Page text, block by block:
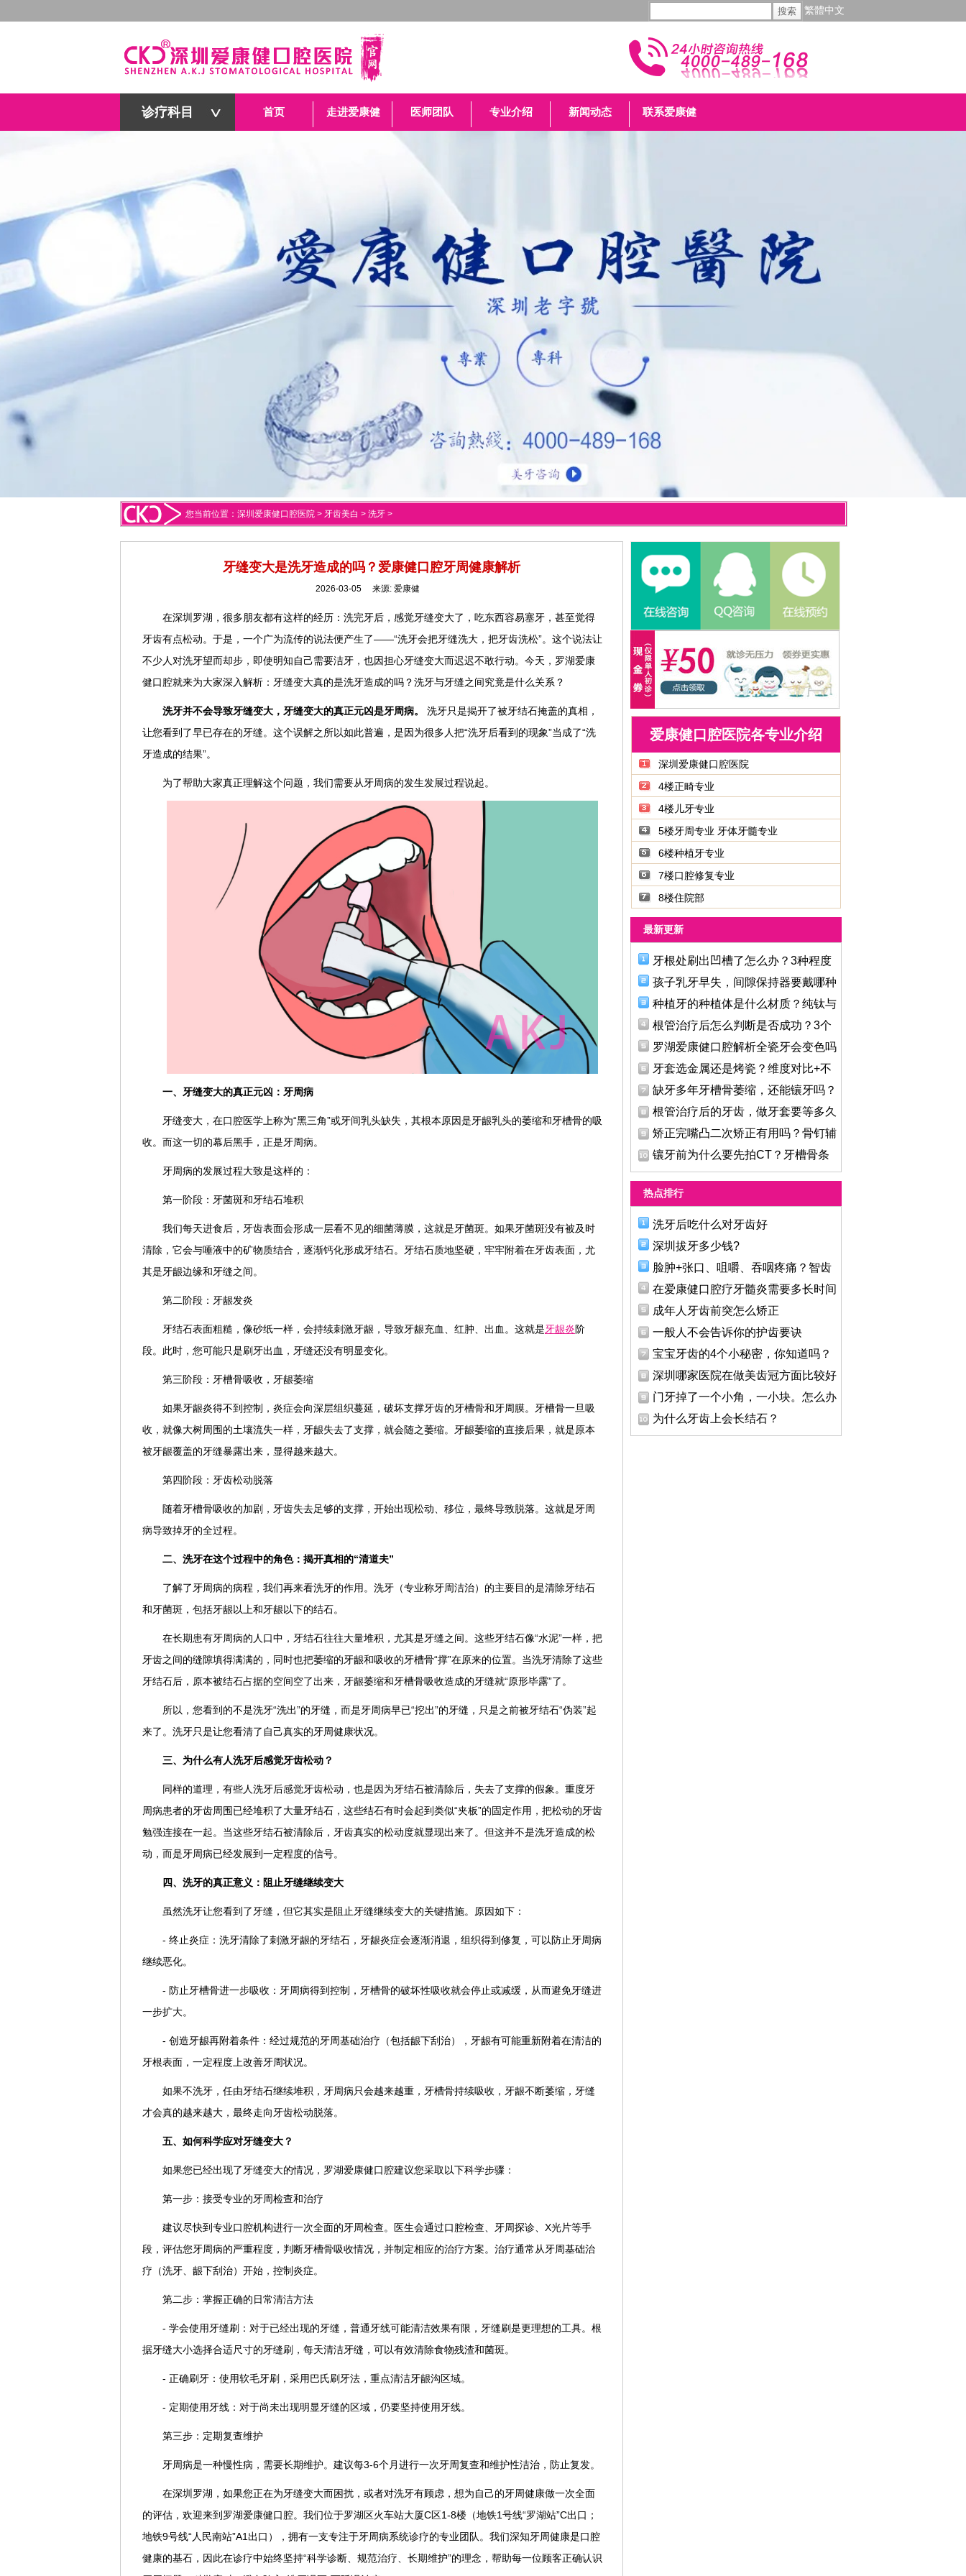
繁體中文
诊疗科目 首页 走进爱康健 医师团队 专业介绍 新闻动态 联系爱康健
您当前位置： 深圳爱康健口腔医院 > 牙齿美白 > 洗牙 >
牙缝变大是洗牙造成的吗？爱康健口腔牙周健康解析
2026-03-05 来源: 爱康健
在深圳罗湖，很多朋友都有这样的经历：洗完牙后，感觉牙缝变大了，吃东西容易塞牙，甚至觉得
牙齿有点松动。于是，一个广为流传的说法便产生了——“洗牙会把牙缝洗大，把牙齿洗松”。这个说法让
不少人对洗牙望而却步，即使明知自己需要洁牙，也因担心牙缝变大而迟迟不敢行动。今天，罗湖爱康
健口腔就来为大家深入解析：牙缝变大真的是洗牙造成的吗？洗牙与牙缝之间究竟是什么关系？
洗牙并不会导致牙缝变大，牙缝变大的真正元凶是牙周病。 洗牙只是揭开了被牙结石掩盖的真相，
让您看到了早已存在的牙缝。这个误解之所以如此普遍，是因为很多人把“洗牙后看到的现象”当成了“洗
牙造成的结果”。
为了帮助大家真正理解这个问题，我们需要从牙周病的发生发展过程说起。
一、牙缝变大的真正元凶：牙周病
牙缝变大，在口腔医学上称为“黑三角”或牙间乳头缺失，其根本原因是牙龈乳头的萎缩和牙槽骨的吸
收。而这一切的幕后黑手，正是牙周病。
牙周病的发展过程大致是这样的：
第一阶段：牙菌斑和牙结石堆积
我们每天进食后，牙齿表面会形成一层看不见的细菌薄膜，这就是牙菌斑。如果牙菌斑没有被及时
清除，它会与唾液中的矿物质结合，逐渐钙化形成牙结石。牙结石质地坚硬，牢牢附着在牙齿表面，尤
其是牙龈边缘和牙缝之间。
第二阶段：牙龈发炎
牙结石表面粗糙，像砂纸一样，会持续刺激牙龈，导致牙龈充血、红肿、出血。这就是牙龈炎阶
段。此时，您可能只是刷牙出血，牙缝还没有明显变化。
第三阶段：牙槽骨吸收，牙龈萎缩
如果牙龈炎得不到控制，炎症会向深层组织蔓延，破坏支撑牙齿的牙槽骨和牙周膜。牙槽骨一旦吸
收，就像大树周围的土壤流失一样，牙龈失去了支撑，就会随之萎缩。牙龈萎缩的直接后果，就是原本
被牙龈覆盖的牙缝暴露出来，显得越来越大。
第四阶段：牙齿松动脱落
随着牙槽骨吸收的加剧，牙齿失去足够的支撑，开始出现松动、移位，最终导致脱落。这就是牙周
病导致掉牙的全过程。
二、洗牙在这个过程中的角色：揭开真相的“清道夫”
了解了牙周病的病程，我们再来看洗牙的作用。洗牙（专业称牙周洁治）的主要目的是清除牙结石
和牙菌斑，包括牙龈以上和牙龈以下的结石。
在长期患有牙周病的人口中，牙结石往往大量堆积，尤其是牙缝之间。这些牙结石像“水泥”一样，把
牙齿之间的缝隙填得满满的，同时也把萎缩的牙龈和吸收的牙槽骨“撑”在原来的位置。当洗牙清除了这些
牙结石后，原本被结石占据的空间空了出来，牙龈萎缩和牙槽骨吸收造成的牙缝就“原形毕露”了。
所以，您看到的不是洗牙“洗出”的牙缝，而是牙周病早已“挖出”的牙缝，只是之前被牙结石“伪装”起
来了。洗牙只是让您看清了自己真实的牙周健康状况。
三、为什么有人洗牙后感觉牙齿松动？
同样的道理，有些人洗牙后感觉牙齿松动，也是因为牙结石被清除后，失去了支撑的假象。重度牙
周病患者的牙齿周围已经堆积了大量牙结石，这些结石有时会起到类似“夹板”的固定作用，把松动的牙齿
勉强连接在一起。当这些牙结石被清除后，牙齿真实的松动度就显现出来了。但这并不是洗牙造成的松
动，而是牙周病已经发展到一定程度的信号。
四、洗牙的真正意义：阻止牙缝继续变大
虽然洗牙让您看到了牙缝，但它其实是阻止牙缝继续变大的关键措施。原因如下：
- 终止炎症：洗牙清除了刺激牙龈的牙结石，牙龈炎症会逐渐消退，组织得到修复，可以防止牙周病
继续恶化。
- 防止牙槽骨进一步吸收：牙周病得到控制，牙槽骨的破坏性吸收就会停止或减缓，从而避免牙缝进
一步扩大。
- 创造牙龈再附着条件：经过规范的牙周基础治疗（包括龈下刮治），牙龈有可能重新附着在清洁的
牙根表面，一定程度上改善牙周状况。
如果不洗牙，任由牙结石继续堆积，牙周病只会越来越重，牙槽骨持续吸收，牙龈不断萎缩，牙缝
才会真的越来越大，最终走向牙齿松动脱落。
五、如何科学应对牙缝变大？
如果您已经出现了牙缝变大的情况，罗湖爱康健口腔建议您采取以下科学步骤：
第一步：接受专业的牙周检查和治疗
建议尽快到专业口腔机构进行一次全面的牙周检查。医生会通过口腔检查、牙周探诊、X光片等手
段，评估您牙周病的严重程度，判断牙槽骨吸收情况，并制定相应的治疗方案。治疗通常从牙周基础治
疗（洗牙、龈下刮治）开始，控制炎症。
第二步：掌握正确的日常清洁方法
- 学会使用牙缝刷：对于已经出现的牙缝，普通牙线可能清洁效果有限，牙缝刷是更理想的工具。根
据牙缝大小选择合适尺寸的牙缝刷，每天清洁牙缝，可以有效清除食物残渣和菌斑。
- 正确刷牙：使用软毛牙刷，采用巴氏刷牙法，重点清洁牙龈沟区域。
- 定期使用牙线：对于尚未出现明显牙缝的区域，仍要坚持使用牙线。
第三步：定期复查维护
牙周病是一种慢性病，需要长期维护。建议每3-6个月进行一次牙周复查和维护性洁治，防止复发。
在深圳罗湖，如果您正在为牙缝变大而困扰，或者对洗牙有顾虑，想为自己的牙周健康做一次全面
的评估，欢迎来到罗湖爱康健口腔。我们位于罗湖区火车站大厦C区1-8楼（地铁1号线“罗湖站”C出口；
地铁9号线“人民南站”A1出口），拥有一支专注于牙周病系统诊疗的专业团队。我们深知牙周健康是口腔
健康的基石，因此在诊疗中始终坚持“科学诊断、规范治疗、长期维护”的理念，帮助每一位顾客正确认识
爱康健口腔医院各专业介绍
深圳爱康健口腔医院
4楼正畸专业
4楼儿牙专业
5楼牙周专业 牙体牙髓专业
6楼种植牙专业
7楼口腔修复专业
8楼住院部
最新更新
牙根处刷出凹槽了怎么办？3种程度
孩子乳牙早失，间隙保持器要戴哪种
种植牙的种植体是什么材质？纯钛与
根管治疗后怎么判断是否成功？3个
罗湖爱康健口腔解析全瓷牙会变色吗
牙套选金属还是烤瓷？维度对比+不
缺牙多年牙槽骨萎缩，还能镶牙吗？
根管治疗后的牙齿，做牙套要等多久
矫正完嘴凸二次矫正有用吗？骨钉辅
镶牙前为什么要先拍CT？牙槽骨条
件
热点排行
洗牙后吃什么对牙齿好
深圳拔牙多少钱?
脸肿+张口、咀嚼、吞咽疼痛？智齿
在爱康健口腔疗牙髓炎需要多长时间
成年人牙齿前突怎么矫正
一般人不会告诉你的护齿要诀
宝宝牙齿的4个小秘密，你知道吗？
深圳哪家医院在做美齿冠方面比较好
门牙掉了一个小角，一小块。怎么办
为什么牙齿上会长结石？